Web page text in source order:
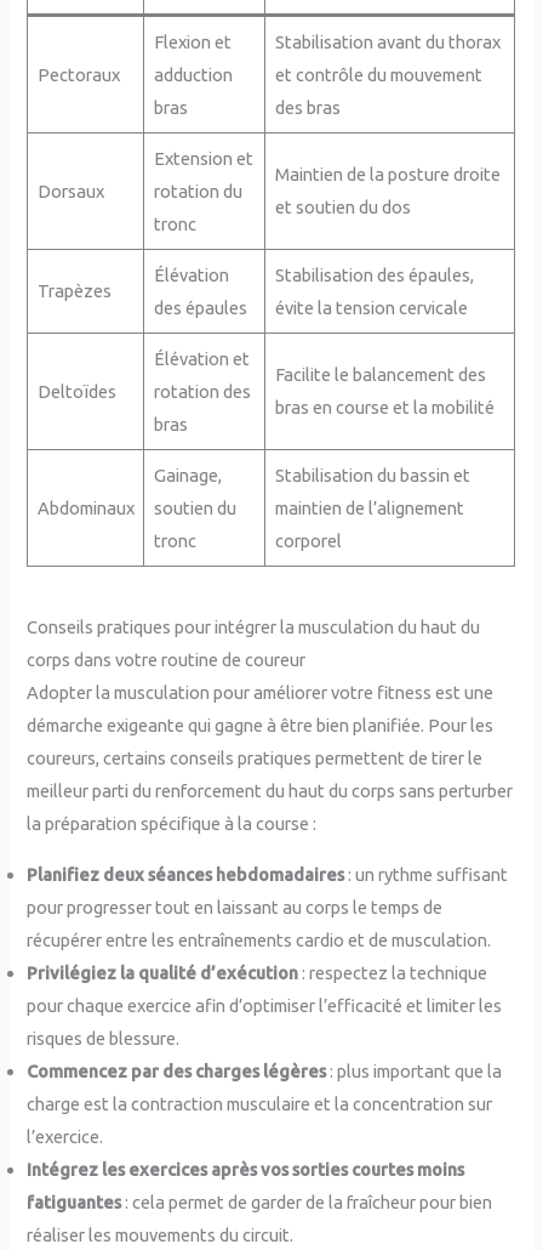
Pectoraux
Flexion et
adduction
bras
Stabilisation avant du thorax
et contrôle du mouvement
des bras
Dorsaux
Extension et
rotation du
tronc
Maintien de la posture droite
et soutien du dos
Trapèzes
Élévation
des épaules
Stabilisation des épaules,
évite la tension cervicale
Deltoïdes
Élévation et
rotation des
bras
Facilite le balancement des
bras en course et la mobilité
Abdominaux
Gainage,
soutien du
tronc
Stabilisation du bassin et
maintien de l’alignement
corporel
Conseils pratiques pour intégrer la musculation du haut du
corps dans votre routine de coureur
Adopter la musculation pour améliorer votre fitness est une
démarche exigeante qui gagne à être bien planifiée. Pour les
coureurs, certains conseils pratiques permettent de tirer le
meilleur parti du renforcement du haut du corps sans perturber
la préparation spécifique à la course :
Planifiez deux séances hebdomadaires: un rythme suffisant
pour progresser tout en laissant au corps le temps de
récupérer entre les entraînements cardio et de musculation.
Privilégiez la qualité d’exécution : respectez la technique
pour chaque exercice afin d’optimiser l’efficacité et limiter les
risques de blessure.
Commencez par des charges légères: plus important que la
charge est la contraction musculaire et la concentration sur
l’exercice.
Intégrez les exercices après vos sorties courtes moins
fatiguantes: cela permet de garder de la fraîcheur pour bien
réaliser les mouvements du circuit.